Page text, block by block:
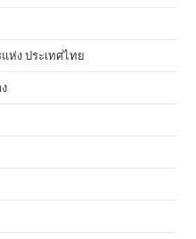
ห่ง ประเทศไทย